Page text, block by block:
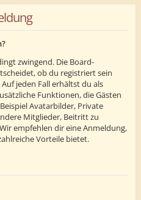
zwingend. Die Board-
ob du registriert sein
jeden Fall erhältst du als
Funktionen, die Gästen
Avatarbilder, Private
Mitglieder, Beitritt zu
empfehlen dir eine Anmeldung,
Vorteile bietet.